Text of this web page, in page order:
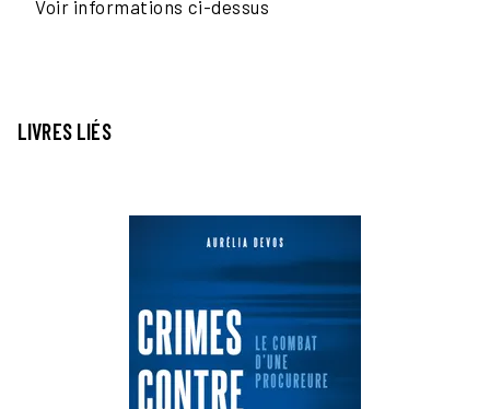
Voir informations ci-dessus
LIVRES LIÉS